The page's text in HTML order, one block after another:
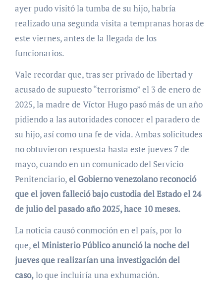
ayer pudo visitó la tumba de su hijo, habría
realizado una segunda visita a tempranas horas de
este viernes, antes de la llegada de los
funcionarios.
Vale recordar que, tras ser privado de libertad y
acusado de supuesto “terrorismo” el 3 de enero de
2025, la madre de Víctor Hugo pasó más de un año
pidiendo a las autoridades conocer el paradero de
su hijo, así como una fe de vida. Ambas solicitudes
no obtuvieron respuesta hasta este jueves 7 de
mayo, cuando en un comunicado del Servicio
Penitenciario,el Gobierno venezolano reconoció
que el joven falleció bajo custodia del Estado el 24
de julio del pasado año 2025, hace 10 meses.
La noticia causó conmoción en el país, por lo
que,el Ministerio Público anunció la noche del
jueves que realizarían una investigación del
caso,lo que incluiría una exhumación.